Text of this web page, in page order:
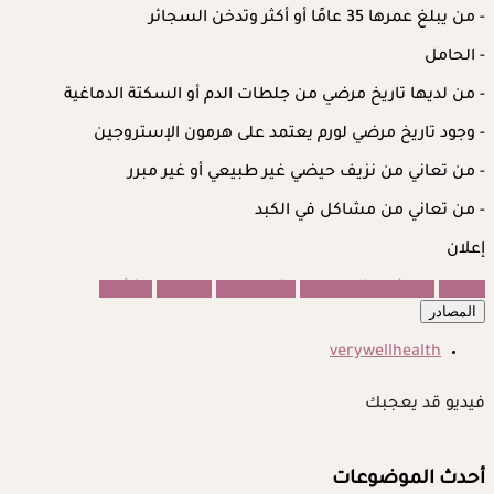
- من يبلغ عمرها 35 عامًا أو أكثر وتدخن السجائر
- الحامل
- من لديها تاريخ مرضي من جلطات الدم أو السكتة الدماغية
- وجود تاريخ مرضي لورم يعتمد على هرمون الإستروجين
- من تعاني من نزيف حيضي غير طبيعي أو غير مبرر
- من تعاني من مشاكل في الكبد
إعلان
المصادر
verywellhealth
فيديو قد يعجبك
أحدث الموضوعات